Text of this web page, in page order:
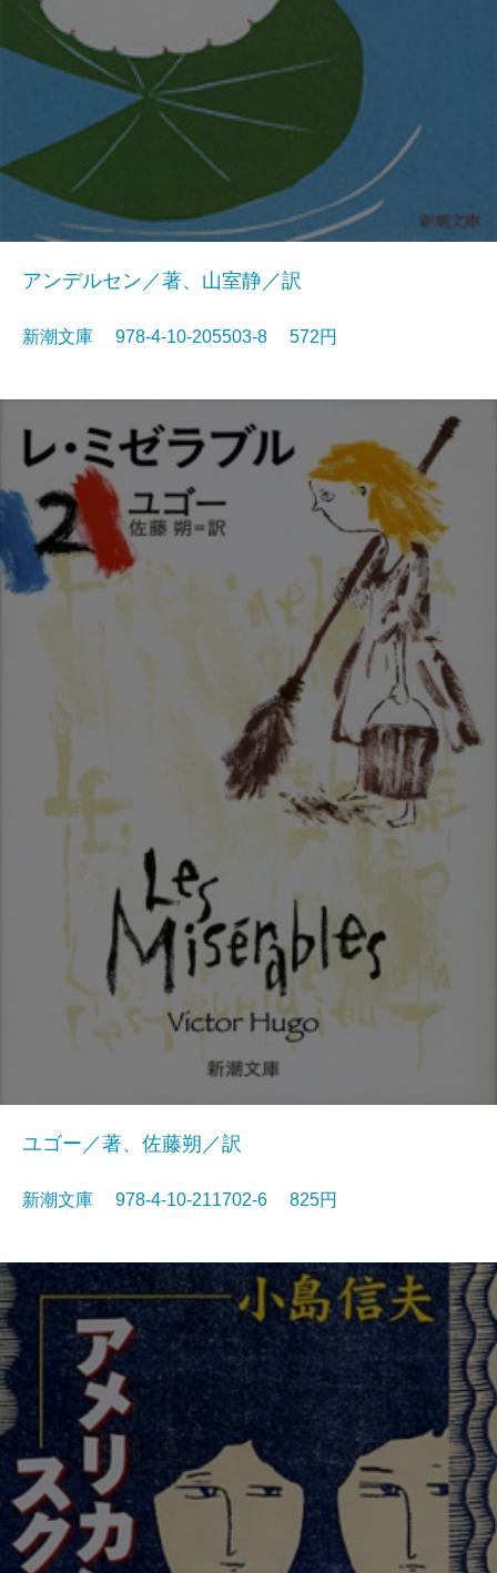
アンデルセン／著、山室静／訳
新潮文庫 978-4-10-205503-8 572円
ユゴー／著、佐藤朔／訳
新潮文庫 978-4-10-211702-6 825円